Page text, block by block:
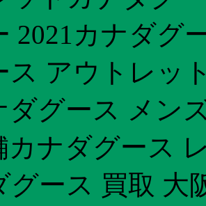
2021カナダグ
ス アウトレッ
ダグース メン
カナダグース
グース 買取 大